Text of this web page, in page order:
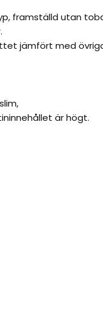
framställd utan
jämfört med
är högt.